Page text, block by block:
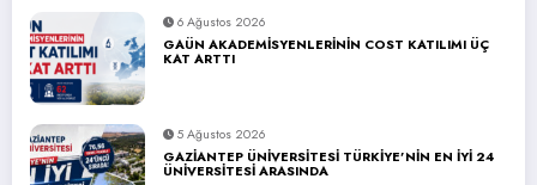
6 Ağustos 2026
GAÜN AKADEMİSYENLERİNİN COST KATILIMI ÜÇ
KAT ARTTI
5 Ağustos 2026
GAZİANTEP ÜNİVERSİTESİ TÜRKİYE’NİN EN İYİ 24
ÜNİVERSİTESİ ARASINDA